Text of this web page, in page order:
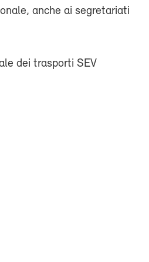
anche ai segretariati
dei trasporti SEV